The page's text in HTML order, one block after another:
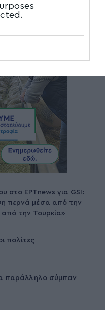
στο ΕΡΤnews για GSI:
περνά μέσα από την
την Τουρκία»
πολίτες
παράλληλο σύμπαν